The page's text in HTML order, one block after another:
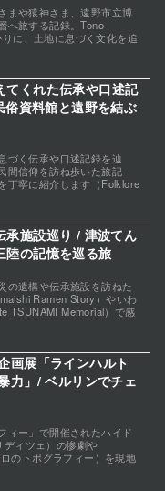
まや猿神さま、遠野市立博
へ旅する記録。Tono
に、土地に息づく文化を追
てくれた伝承や口述記
資料館と遠野を結ぶ
づく伝承や口述記録を辿
間信仰を訪ね歩いた旅記
丁寧に紹介します（Folklore
承施設巡り / 津波てん
の記憶を巡る旅
の遺構や伝承施設を訪ねた
Ramen Story）やいわ
TSUNAMI Memorial）で感
画展「ラインハルト
力」/ ベルリンでチェ
ィー」で開催されたハイド
ディツェ）の惨劇や
のトポグラフィー）を現地